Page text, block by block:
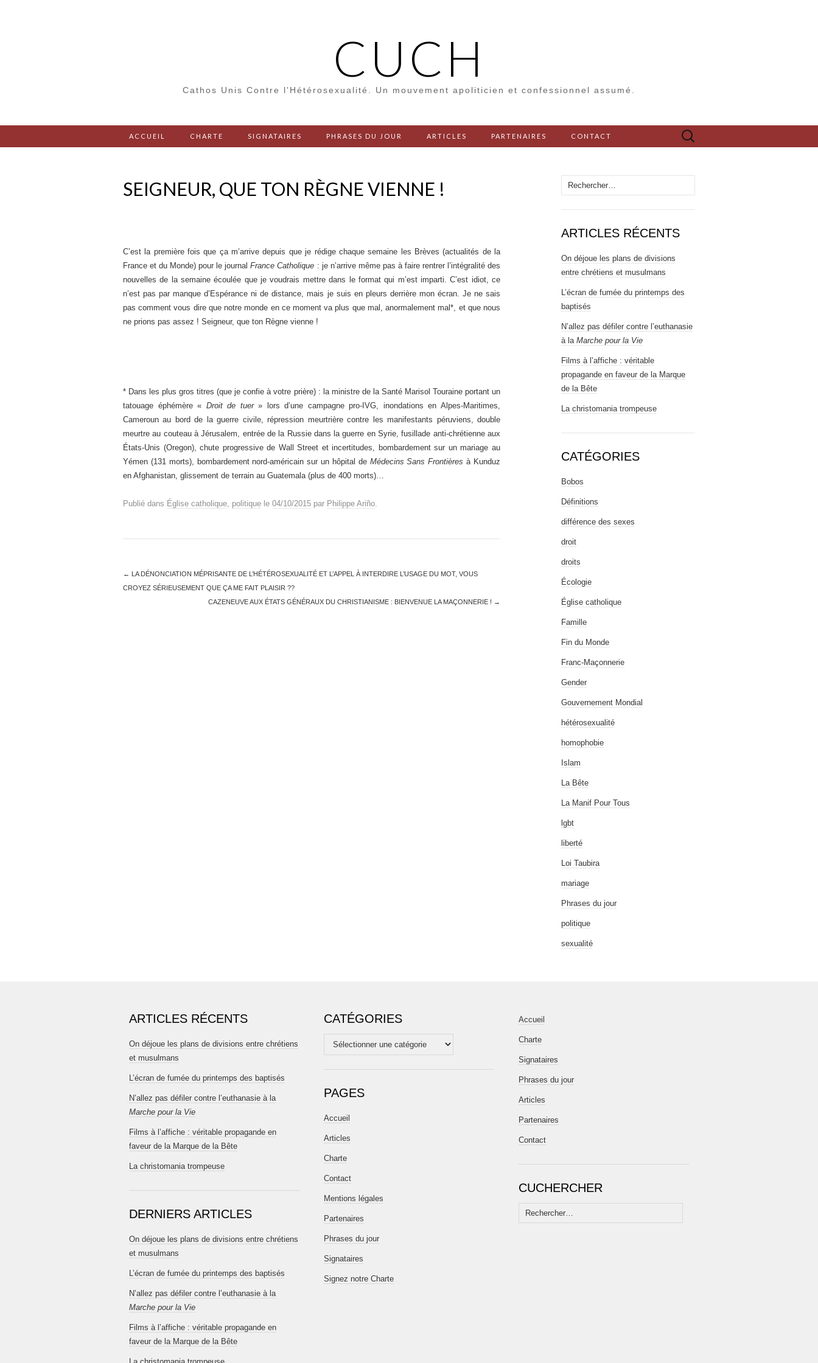
CUCH
Cathos Unis Contre l'Hétérosexualité. Un mouvement apoliticien et confessionnel assumé.
ACCUEIL CHARTE SIGNATAIRES PHRASES DU JOUR ARTICLES PARTENAIRES CONTACT Rechercher :
SEIGNEUR, QUE TON RÈGNE VIENNE !
C’est la première fois que ça m’arrive depuis que je rédige chaque semaine les Brèves (actualités de la
France et du Monde) pour le journalFrance Catholique : je n’arrive même pas à faire rentrer l’intégralité des
nouvelles de la semaine écoulée que je voudrais mettre dans le format qui m’est imparti. C’est idiot, ce
n’est pas par manque d’Espérance ni de distance, mais je suis en pleurs derrière mon écran. Je ne sais
pas comment vous dire que notre monde en ce moment va plus que mal, anormalement mal*, et que nous
ne prions pas assez ! Seigneur, que ton Règne vienne !
* Dans les plus gros titres (que je confie à votre prière) : la ministre de la Santé Marisol Touraine portant un
tatouage éphémère « Droit de tuer» lors d’une campagne pro-IVG, inondations en Alpes-Maritimes,
Cameroun au bord de la guerre civile, répression meurtrière contre les manifestants péruviens, double
meurtre au couteau à Jérusalem, entrée de la Russie dans la guerre en Syrie, fusillade anti-chrétienne aux
États-Unis (Oregon), chute progressive de Wall Street et incertitudes, bombardement sur un mariage au
Yémen (131 morts), bombardement nord-américain sur un hôpital de Médecins Sans Frontières à Kunduz
en Afghanistan, glissement de terrain au Guatemala (plus de 400 morts)…
Publié dans Église catholique, politique le 04/10/2015 par Philippe Ariño.
← LA DÉNONCIATION MÉPRISANTE DE L’HÉTÉROSEXUALITÉ ET L’APPEL À INTERDIRE L’USAGE DU MOT, VOUS
CROYEZ SÉRIEUSEMENT QUE ÇA ME FAIT PLAISIR ??
CAZENEUVE AUX ÉTATS GÉNÉRAUX DU CHRISTIANISME : BIENVENUE LA MAÇONNERIE ! →
Rechercher :
ARTICLES RÉCENTS
On déjoue les plans de divisions
entre chrétiens et musulmans
L’écran de fumée du printemps des
baptisés
N’allez pas défiler contre l’euthanasie
à la Marche pour la Vie
Films à l’affiche : véritable
propagande en faveur de la Marque
de la Bête
La christomania trompeuse
CATÉGORIES
Bobos
Définitions
différence des sexes
droit
droits
Écologie
Église catholique
Famille
Fin du Monde
Franc-Maçonnerie
Gender
Gouvernement Mondial
hétérosexualité
homophobie
Islam
La Bête
La Manif Pour Tous
lgbt
liberté
Loi Taubira
mariage
Phrases du jour
politique
sexualité
ARTICLES RÉCENTS
On déjoue les plans de divisions entre chrétiens
et musulmans
L’écran de fumée du printemps des baptisés
N’allez pas défiler contre l’euthanasie à la
Marche pour la Vie
Films à l’affiche : véritable propagande en
faveur de la Marque de la Bête
La christomania trompeuse
DERNIERS ARTICLES
On déjoue les plans de divisions entre chrétiens
et musulmans
L’écran de fumée du printemps des baptisés
N’allez pas défiler contre l’euthanasie à la
Marche pour la Vie
Films à l’affiche : véritable propagande en
faveur de la Marque de la Bête
CATÉGORIES
Catégories
PAGES
Accueil
Articles
Charte
Contact
Mentions légales
Partenaires
Phrases du jour
Signataires
Signez notre Charte
Accueil
Charte
Signataires
Phrases du jour
Articles
Partenaires
Contact
CUCHERCHER
Rechercher :